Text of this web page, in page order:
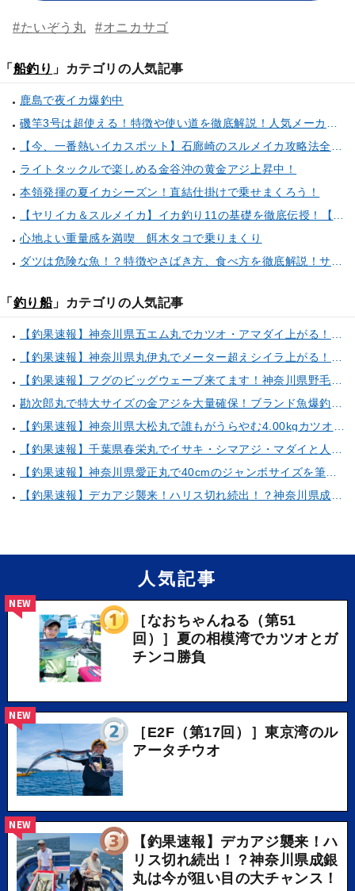
#たいぞう丸 #オニカサゴ
「 船釣り 」カテゴリの人気記事
鹿島で夜イカ爆釣中
磯竿3号は超使える！特徴や使い道を徹底解説！人気メーカーのおすすめ磯竿もピックアップ！
【今、一番熱いイカスポット】石廊崎のスルメイカ攻略法全解説！（とび島丸／西伊豆 土肥恋人岬）
ライトタックルで楽しめる金谷沖の黄金アジ上昇中！
本領発揮の夏イカシーズン！直結仕掛けで乗せまくろう！
【ヤリイカ＆スルメイカ】イカ釣り11の基礎を徹底伝授！【中編】（喜平治丸／三浦半島剣崎間口港）
心地よい重量感を満喫 餌木タコで乗りまくり
ダツは危険な魚！？特徴やさばき方、食べ方を徹底解説！サヨリとの見分け方もご紹介
「 釣り船」カテゴリの人気記事
【釣果速報】神奈川県五エム丸でカツオ・アマダイ上がる！イトヨリ・カサゴ・鬼カサゴなどゲストも多種多様！充実の釣行をお約束します！
【釣果速報】神奈川県丸伊丸でメーター超えシイラ上がる！夏の海のモンスターと勝負したいなら今すぐ予約を！
【釣果速報】フグのビッグウェーブ来てます！神奈川県野毛屋釣船店で38cmのショウサイフグGET！このチャンスを逃すな！
勘次郎丸で特大サイズの金アジを大量確保！ブランド魚爆釣の秘密は船長特製の「アレ」だった！【口コミ多数掲載】
【釣果速報】神奈川県大松丸で誰もがうらやむ4.00kgカツオをキャッチ！あなたも乗船して青物三昧しませんか？
【釣果速報】千葉県春栄丸でイサキ・シマアジ・マダイと人気魚種続々ゲット！いろいろな魚との出会いを楽しみたい人は即予約を！
【釣果速報】神奈川県愛正丸で40cmのジャンボサイズを筆頭にアジが釣れまくり！味も極上な今が乗船どき！
【釣果速報】デカアジ襲来！ハリス切れ続出！？神奈川県成銀丸は今が狙い目の大チャンス！
人気記事
［なおちゃんねる（第51
回）］夏の相模湾でカツオとガ
チンコ勝負
NEW
［E2F（第17回）］東京湾のル
アータチウオ
NEW
【釣果速報】デカアジ襲来！ハ
リス切れ続出！？神奈川県成銀
丸は今が狙い目の大チャンス！
NEW